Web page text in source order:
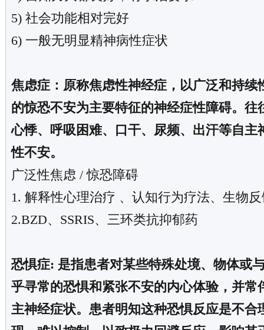
5) 社会功能相对完好
6) 一般无明显精神病性症状
焦虑症：原称焦虑性神经症，以广泛和持续
的惊恐不安为主要特征的神经症性障碍。往
心悸、呼吸困难、口干、尿频、出汗等自主
性不安。
广泛性焦虑 / 惊恐障碍
1. 解释性心理治疗 、认知行为疗法、生物
2.BZD、SSRIS、三环类抗抑郁药
恐惧症: 是指患者对某些特殊处境、物体或
乎寻常的恐惧和紧张不安的内心体验，并常
主神经症状。患者明知这种恐惧反应是不合